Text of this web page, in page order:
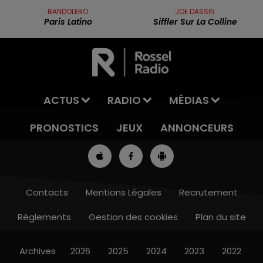
13h00 - 16h00
BANDOLERO
Paris Latino
JOE DASSIN
Siffler Sur La Colline
ACTUS RADIO
MÉDIAS
PRONOSTICS
JEUX ANNONCEURS
Contacts Mentions Légales
Recrutement
Règlements
Gestion des cookies Plan du site
Archives 2026 2025 2024 2023 2022